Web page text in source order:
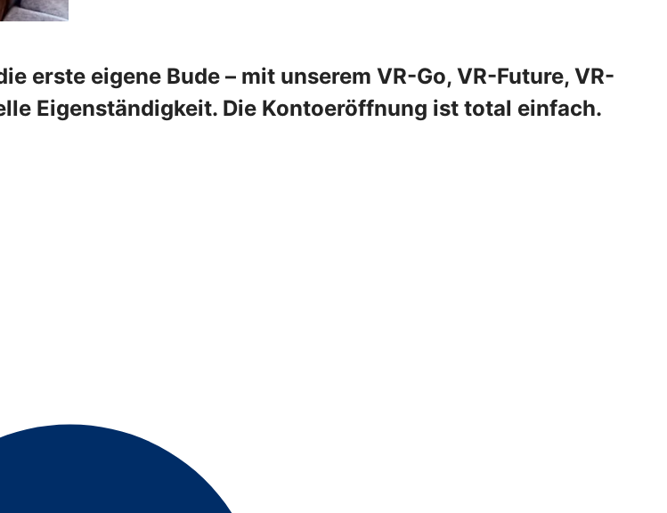
erste eigene Bude – mit unserem VR-Go, VR-Future, VR-
Eigenständigkeit. Die Kontoeröffnung ist total einfach.